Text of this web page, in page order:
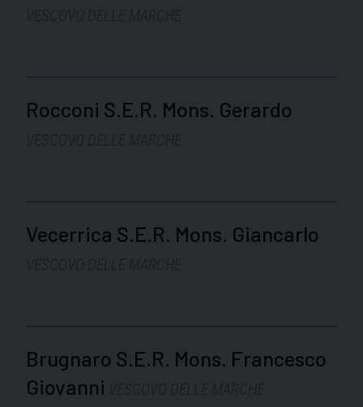
Rocconi S.E.R. Mons. Gerardo
Vecerrica S.E.R. Mons. Giancarlo
Brugnaro S.E.R. Mons. Francesco
Giovanni